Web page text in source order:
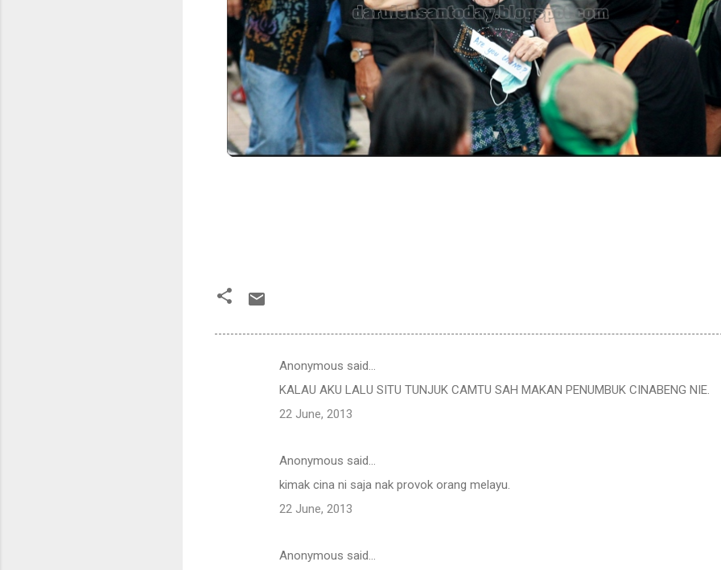
Anonymous said…
KALAU AKU LALU SITU TUNJUK CAMTU SAH MAKAN PENUMBUK CINABENG NIE.
22 June, 2013
Anonymous said…
kimak cina ni saja nak provok orang melayu.
22 June, 2013
Anonymous said…